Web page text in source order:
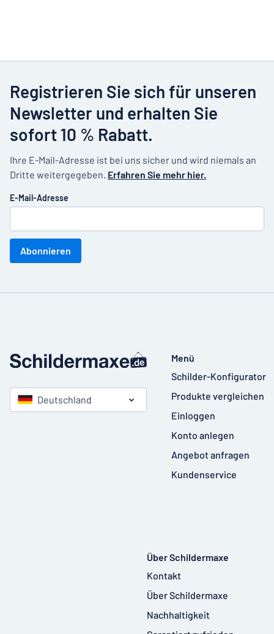
Registrieren Sie sich für unseren
Newsletter und erhalten Sie
sofort 10 % Rabatt.
Ihre E-Mail-Adresse ist bei uns sicher und wird niemals an
Dritte weitergegeben. Erfahren Sie mehr hier.
E-Mail-Adresse
Abonnieren
Deutschland
Menü
Schilder-Konfigurator
Produkte vergleichen
Einloggen
Konto anlegen
Angebot anfragen
Kundenservice
Über Schildermaxe
Kontakt
Über Schildermaxe
Nachhaltigkeit